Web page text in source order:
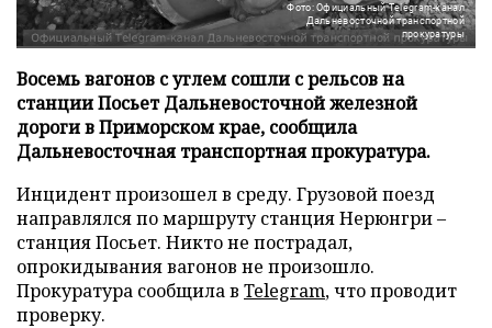
Фото: Официальный Telegram-канал
Дальневосточной транспортной
прокуратуры
Восемь вагонов с углем сошли с рельсов на
станции Посьет Дальневосточной железной
дороги в Приморском крае, сообщила
Дальневосточная транспортная прокуратура.
Инцидент произошел в среду. Грузовой поезд
направлялся по маршруту станция Нерюнгри –
станция Посьет. Никто не пострадал,
опрокидывания вагонов не произошло.
Прокуратура сообщила в Telegram, что проводит
проверку.